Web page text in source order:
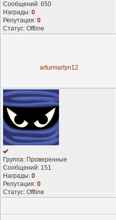
Сообщений: 650
Награды: 0
Репутация: 0
Статус: Offline
arturmartyn12
Группа: Проверенные
Сообщений: 151
Награды: 0
Репутация: 0
Статус: Offline